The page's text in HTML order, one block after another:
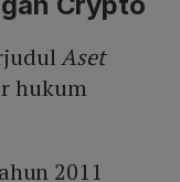
Aset
hukum
2011